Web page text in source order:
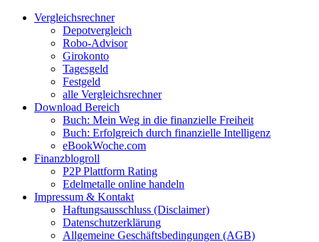
Zum
Facebook
Twitter
Instagram
Pinterest
YouTubeVergleichsrechner
Depotvergleich
Robo-Advisor
Girokonto
Tagesgeld
Festgeld
alle Vergleichsrechner
Download Bereich
Buch: Mein Weg in die finanzielle Freiheit
Buch: Erfolgreich durch finanzielle Intelligenz
eBookWoche.com
Finanzblogroll
P2P Plattform Rating
Edelmetalle online handeln
Impressum & Kontakt
Haftungsausschluss (Disclaimer)
Datenschutzerklärung
Allgemeine Geschäftsbedingungen (AGB)